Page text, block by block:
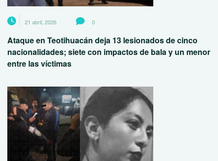
21 abril, 2026 0
Ataque en Teotihuacán deja 13 lesionados de cinco
nacionalidades; siete con impactos de bala y un menor
entre las víctimas